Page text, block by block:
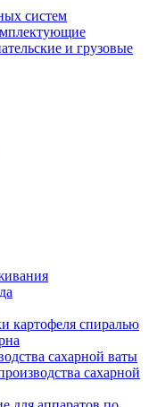
систем
и грузовые
картофеля спиралью
сахарной ваты
сахарной